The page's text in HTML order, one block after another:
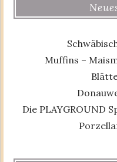
Muffins –
Die